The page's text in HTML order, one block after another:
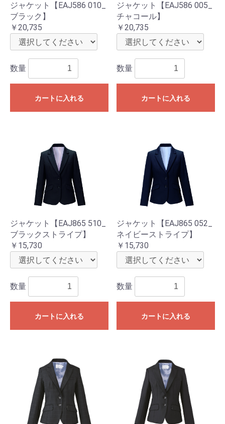
ジャケット【EAJ586 010_
ブラック】
￥20,735
数量
カートに入れる
ジャケット【EAJ586 005_
チャコール】
￥20,735
数量
カートに入れる
ジャケット【EAJ865 510_
ブラックストライプ】
￥15,730
数量
カートに入れる
ジャケット【EAJ865 052_
ネイビーストライプ】
￥15,730
数量
カートに入れる